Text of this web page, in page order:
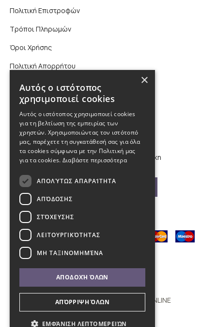
Πολιτική Επιστροφών
Τρόποι Πληρωμών
Όροι Χρήσης
Πολιτική Απορρήτου
Επικοινωνία
info@kybosonline.gr
Εθνικής Αμύνης 44, 54621, Θεσσαλονίκη
Copyright © 2011 - 2026 KYBOS ONLINE
×
Αυτός ο ιστότοπος
χρησιμοποιεί cookies
Αυτός ο ιστότοπος χρησιμοποιεί cookies
για τη βελτίωση της εμπειρίας των
χρηστών. Χρησιμοποιώντας τον ιστότοπό
μας, παρέχετε τη συγκατάθεσή σας για όλα
τα cookies σύμφωνα με την Πολιτική μας
για τα cookies. Διαβάστε περισσότερα
ΑΠΟΛΎΤΩΣ ΑΠΑΡΑΊΤΗΤΑ
ΑΠΌΔΟΣΗΣ
ΣΤΌΧΕΥΣΗΣ
ΛΕΙΤΟΥΡΓΙΚΌΤΗΤΑΣ
ΜΗ ΤΑΞΙΝΟΜΗΜΈΝΑ
ΑΠΟΔΟΧΉ ΌΛΩΝ
ΑΠΌΡΡΙΨΗ ΌΛΩΝ
ΕΜΦΆΝΙΣΗ ΛΕΠΤΟΜΕΡΕΙΏΝ